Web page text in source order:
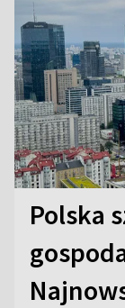
Polska